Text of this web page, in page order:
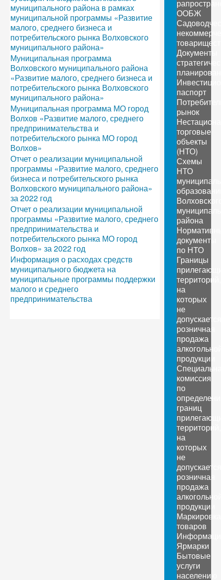
муниципального района в рамках
муниципальной программы «Развитие
малого, среднего бизнеса и
потребительского рынка Волховского
муниципального района»
Муниципальная программа
Волховского муниципального района
«Развитие малого, среднего бизнеса и
потребительского рынка Волховского
муниципального района»
Муниципальная программа МО город
Волхов «Развитие малого, среднего
предпринимательства и
потребительского рынка МО город
Волхов»
Отчет о реализации муниципальной
программы «Развитие малого, среднего
бизнеса и потребительского рынка
Волховского муниципального района»
за 2022 год
Отчет о реализации муниципальной
программы «Развитие малого, среднего
предпринимательства и
потребительского рынка МО город
Волхов» за 2022 год
Информация о расходах средств
муниципального бюджета на
муниципальные программы поддержки
малого и среднего
предпринимательства
ООБЖ
Документы
паспорт
рынок
торговые
объекты
(НТО)
Схемы
НТО
района
документы
по НТО
Границы
территорий,
на
которых
не
допускается
розничная
продажа
продукции
комиссия
по
границ
территорий,
на
которых
не
допускается
розничная
продажа
продукции
Маркировка
товаров
Ярмарки
Бытовые
услуги
населению